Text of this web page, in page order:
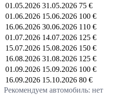
01.05.2026 31.05.2026 75 €
01.06.2026 15.06.2026 100 €
16.06.2026 30.06.2026 110 €
01.07.2026 14.07.2026 125 €
15.07.2026 15.08.2026 150 €
16.08.2026 31.08.2026 125 €
01.09.2026 15.09.2026 100 €
16.09.2026 15.10.2026 80 €
Рекомендуем автомобиль: нет